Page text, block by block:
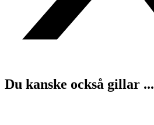
Du kanske också gillar ...